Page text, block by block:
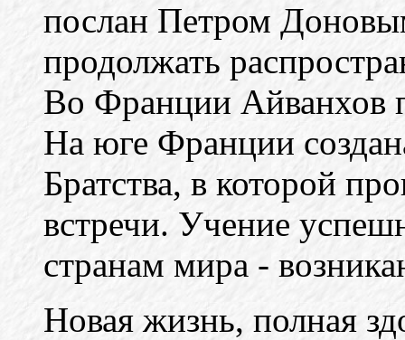
послан Петром
продолжать
Во Франции Айванхов
На юге Франции
Братства, в которой
встречи. Учение
странам мира -
Новая жизнь, полная